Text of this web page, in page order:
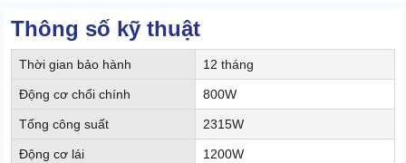
Thông số kỹ thuật
Thời gian bảo hành 12 tháng
Động cơ chổi chính 800W
Tổng công suất 2315W
Động cơ lái 1200W